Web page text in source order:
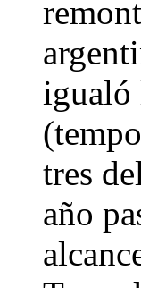
igualó
tres
año